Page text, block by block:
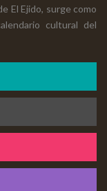
El Ejido, surge como
cultural del